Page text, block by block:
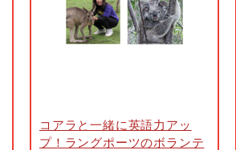
コアラと一緒に英語力アッ
プ！ラングポーツのボランテ